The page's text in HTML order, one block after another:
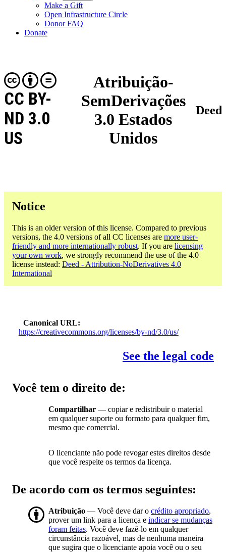
Make a Gift
Open Infrastructure Circle
Donor FAQ
Donate
Atribuição-
SemDerivações
3.0 Estados
Unidos
CC BY-
ND 3.0
US
Deed
Notice
This is an older version of this license. Compared to previous
versions, the 4.0 versions of all CC licenses are more user-
friendly and more internationally robust. If you are licensing
your own work, we strongly recommend the use of the 4.0
license instead: Deed - Attribution-NoDerivatives 4.0
International
Canonical URL
https://creativecommons.org/licenses/by-nd/3.0/us/
See the legal code
Você tem o direito de:
Compartilhar — copiar e redistribuir o material
em qualquer suporte ou formato para qualquer fim,
mesmo que comercial.
O licenciante não pode revogar estes direitos desde
que você respeite os termos da licença.
De acordo com os termos seguintes:
Atribuição — Você deve dar o crédito apropriado,
prover um link para a licença e indicar se mudanças
foram feitas. Você deve fazê-lo em qualquer
circunstância razoável, mas de nenhuma maneira
que sugira que o licenciante apoia você ou o seu